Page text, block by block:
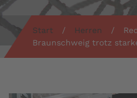
Start / Herren /
Braunschweig trotz